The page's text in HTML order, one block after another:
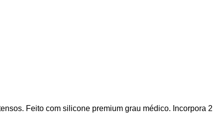
Feito com silicone premium grau médico. Incorpora 2